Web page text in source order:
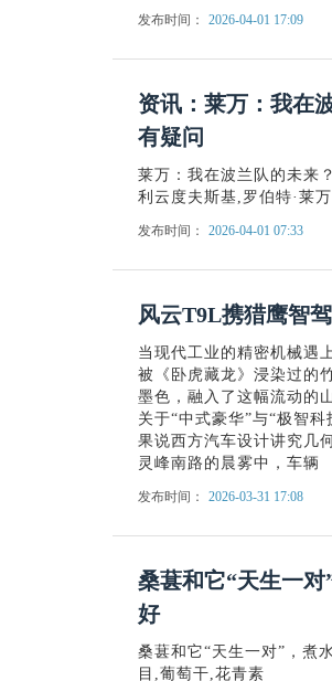
发布时间： 2026-04-01 17:09
资讯：莱万：我在
有疑问
莱万：我在波兰队的未来
利云度夫斯基,罗伯特·莱
发布时间： 2026-04-01 07:33
风云T9L携猎鹰智
当现代工业的精密机械遇
被《卧虎藏龙》浸染过的
墨色，融入了这幅流动的
关于“中式豪华”与“极智
果说西方汽车设计讲究几
灵峰南路的晨雾中，车辆
发布时间： 2026-03-31 17:08
桑葚和它“天生一
好
桑葚和它“天生一对”，煮
目,葡萄干,花青素